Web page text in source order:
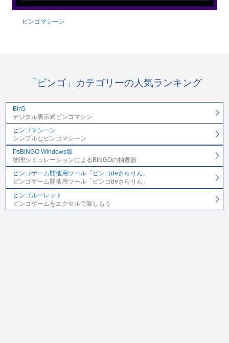
ビンゴマシーン
「ビンゴ」カテゴリーの人気ランキング
Bin5
デジタル表示式ビンゴマシン
ビンゴマシーン
シンプルなビンゴマシーン
PsBINGO Windows版
物理シミュレーションによるBINGOの抽選器
ビンゴゲーム開催用ツール「ビンゴdeさらりん」
ビンゴゲーム開催用ツール「ビンゴdeさらりん」
ビンゴルーレット
ビンゴゲームをエクセルで楽しもう